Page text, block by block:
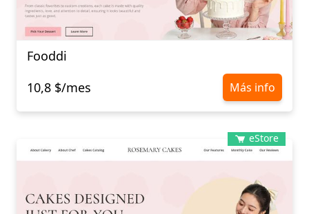
Fooddi
10,8 $/mes
Más info
eStore